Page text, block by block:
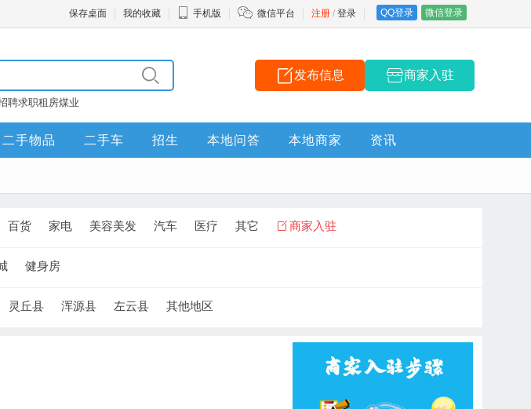
注册 / 登录 QQ登录 微信登录
保存桌面 我的收藏 手机版 微信平台
聘求职租房煤业
发布信息 商家入驻
二手物品 二手车 招生 本地问答 本地商家 资讯
百货 家电 美容美发 汽车 医疗 其它 商家入驻
健身房
灵丘县 浑源县 左云县 其他地区